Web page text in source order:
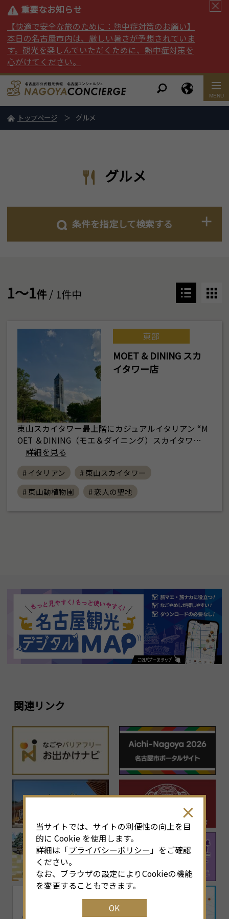
重要なお知らせ
【快適で安全な旅のために：熱中症対策のお願い】
本日の名古屋市内は、厳しい暑さが予想されていま
す。観光を楽しんでいただくために、熱中症対策を
心がけてください。
トップページ グルメ
グルメ
条件を指定して検索する
1～1件/ 1件中
東部
MOET & DINING スカ
イタワー店
東山スカイタワー最上階にカジュアルイタリアン “M
OET ＆DINING（モエ＆ダイニング）スカイタワ…
詳細を見る
# イタリアン
# 東山スカイタワー
# 東山動植物園
# 恋人の聖地
関連リンク
当サイトでは、サイトの利便性の向上を目
的に Cookie を使用します。
詳細は「プライバシーポリシー 」をご確認
ください。
なお、ブラウザの設定によりCookieの機能
を変更することもできます。
OK